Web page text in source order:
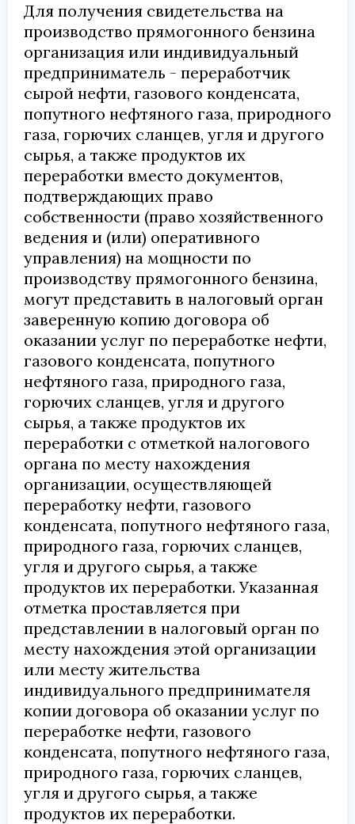
Для получения свидетельства на
производство прямогонного бензина
организация или индивидуальный
предприниматель - переработчик
сырой нефти, газового конденсата,
попутного нефтяного газа, природного
газа, горючих сланцев, угля и другого
сырья, а также продуктов их
переработки вместо документов,
подтверждающих право
собственности (право хозяйственного
ведения и (или) оперативного
управления) на мощности по
производству прямогонного бензина,
могут представить в налоговый орган
заверенную копию договора об
оказании услуг по переработке нефти,
газового конденсата, попутного
нефтяного газа, природного газа,
горючих сланцев, угля и другого
сырья, а также продуктов их
переработки с отметкой налогового
органа по месту нахождения
организации, осуществляющей
переработку нефти, газового
конденсата, попутного нефтяного газа,
природного газа, горючих сланцев,
угля и другого сырья, а также
продуктов их переработки. Указанная
отметка проставляется при
представлении в налоговый орган по
месту нахождения этой организации
или месту жительства
индивидуального предпринимателя
копии договора об оказании услуг по
переработке нефти, газового
конденсата, попутного нефтяного газа,
природного газа, горючих сланцев,
угля и другого сырья, а также
продуктов их переработки.